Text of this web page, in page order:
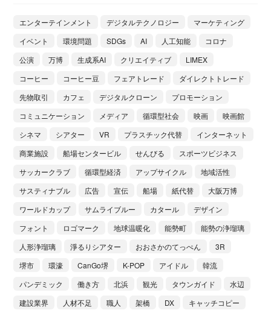
エンターテインメント デジタルテクノロジー
マーケティング
イベント
環境問題 SDGs AI 人工知能
コロナ
公演
万博 生成系AI クリエイティブ
LIMEX
コーヒー
コーヒー豆 フェアトレード
ダイレクトトレード
先物取引
カフェ デジタルクローン
プロモーション
コミュニケーション
メディア 循環型社会 映画
映画館
シネマ
シアター VR プラスチック代替
インターネット
商業施設
船場センタービル せんびる
スポーツビジネス
サッカークラブ
循環型経済 アップサイクル
地域活性
サスティナブル
広告 宣伝 船場 紙代替
大阪万博
ワールドカップ
サムライブルー カタール
デザイン
フォント
ロゴマーク 地球温暖化 能勢町
能勢の浄瑠璃
人形浄瑠璃
淨るりシアター おおさかのてっぺん
3R
堺市
環濠 CanGo堺 K-POP アイドル
韓流
パンデミック
働き方 北浜 観光 タウンガイド
水辺
建設業界
人材不足 職人 架橋 DX
キャッチコピー